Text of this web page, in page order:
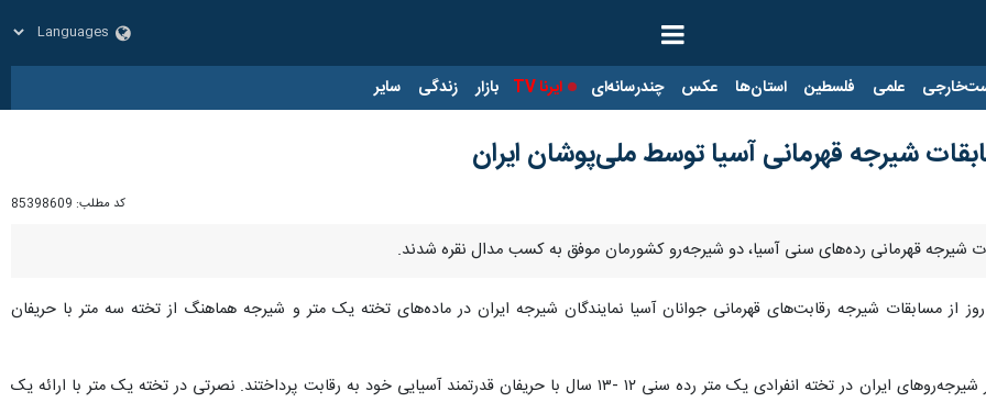
علمی فلسطین استان‌ها عکس چندرسانه‌ای ایرنا TV بازار زندگی سایر
کد مطلب: 85398609